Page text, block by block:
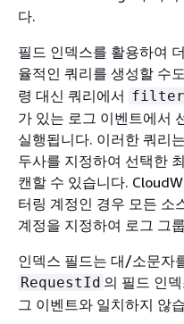
다.
필드 인덱스를 활용하여
율적인 쿼리를 생성할 수
령 대신 쿼리에서 filter
가 있는 로그 이벤트에서
실행됩니다. 이러한 쿼리
두사를 지정하여 선택한
캔할 수 있습니다.
터링 계정인 경우 모든 소
계정을 지정하여 로그 그
인덱스 필드는 대/소문자
RequestId 의 필드 인
그 이벤트와 일치하지 않